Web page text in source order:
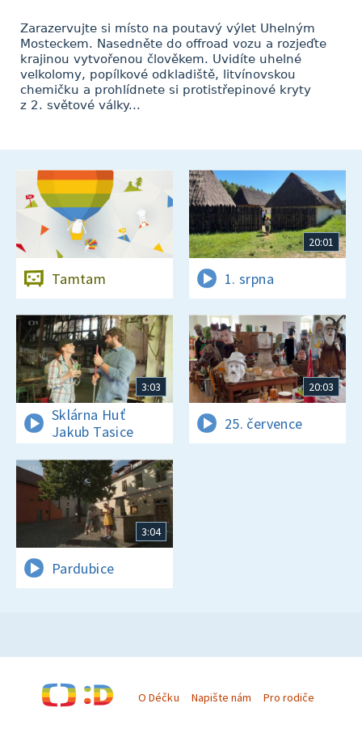
Zarazervujte si místo na poutavý výlet Uhelným
Mosteckem. Nasedněte do offroad vozu a rozjeďte
krajinou vytvořenou člověkem. Uvidíte uhelné
velkolomy, popílkové odkladiště, litvínovskou
chemičku a prohlídnete si protistřepinové kryty
z 2. světové války...
Tamtam
20:01
1. srpna
3:03
Sklárna Huť
Jakub Tasice
20:03
25. července
3:04
Pardubice
O Déčku Napište nám Pro rodiče